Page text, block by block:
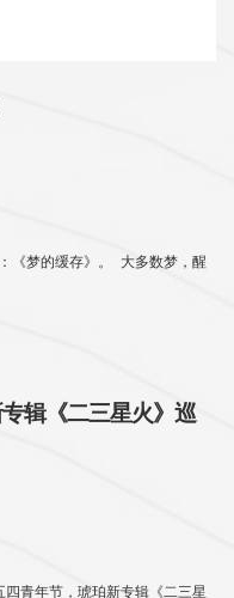
梦的缓存》。 大多数梦，醒
辑《二三星火》巡
青年节，琥珀新专辑《二三星